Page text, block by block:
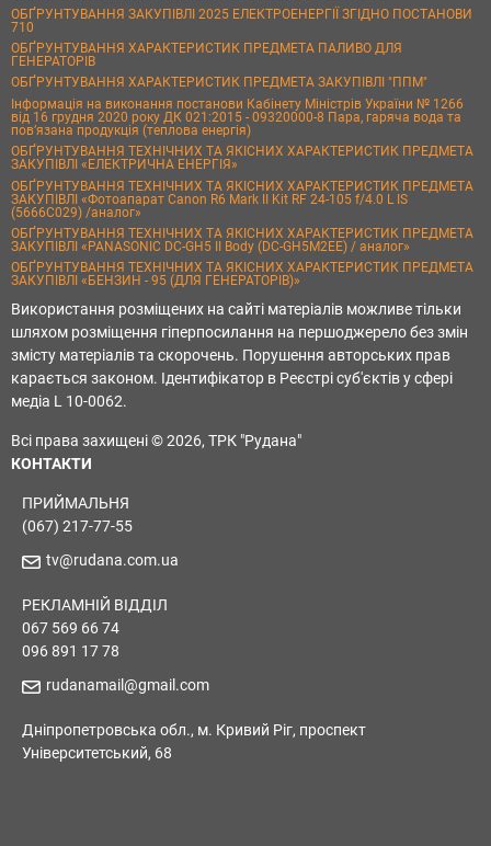
ОБҐРУНТУВАННЯ ЗАКУПІВЛІ 2025 ЕЛЕКТРОЕНЕРГІЇ ЗГІДНО ПОСТАНОВИ
710
ОБҐРУНТУВАННЯ ХАРАКТЕРИСТИК ПРЕДМЕТА ПАЛИВО ДЛЯ
ГЕНЕРАТОРІВ
ОБҐРУНТУВАННЯ ХАРАКТЕРИСТИК ПРЕДМЕТА ЗАКУПІВЛІ "ППМ"
Інформація на виконання постанови Кабінету Міністрів України № 1266
від 16 грудня 2020 року ДК 021:2015 - 09320000-8 Пара, гаряча вода та
пов’язана продукція (теплова енергія)
ОБҐРУНТУВАННЯ ТЕХНІЧНИХ ТА ЯКІСНИХ ХАРАКТЕРИСТИК ПРЕДМЕТА
ЗАКУПІВЛІ «ЕЛЕКТРИЧНА ЕНЕРГІЯ»
ОБҐРУНТУВАННЯ ТЕХНІЧНИХ ТА ЯКІСНИХ ХАРАКТЕРИСТИК ПРЕДМЕТА
ЗАКУПІВЛІ «Фотоапарат Canon R6 Mark II Kit RF 24-105 f/4.0 L IS
(5666C029) /аналог»
ОБҐРУНТУВАННЯ ТЕХНІЧНИХ ТА ЯКІСНИХ ХАРАКТЕРИСТИК ПРЕДМЕТА
ЗАКУПІВЛІ «PANASONIC DC-GH5 II Body (DC-GH5M2EE) / аналог»
ОБҐРУНТУВАННЯ ТЕХНІЧНИХ ТА ЯКІСНИХ ХАРАКТЕРИСТИК ПРЕДМЕТА
ЗАКУПІВЛІ «БЕНЗИН - 95 (ДЛЯ ГЕНЕРАТОРІВ)»
Використання розміщених на сайті матеріалів можливе тільки
шляхом розміщення гіперпосилання на першоджерело без змін
змісту матеріалів та скорочень. Порушення авторських прав
карається законом. Ідентифікатор в Реєстрі суб'єктів у сфері
медіа L 10-0062.
Всі права захищені © 2026, ТРК "Рудана"
КОНТАКТИ
ПРИЙМАЛЬНЯ
(067) 217-77-55
tv@rudana.com.ua
РЕКЛАМНІЙ ВІДДІЛ
067 569 66 74
096 891 17 78
rudanamail@gmail.com
Дніпропетровська обл., м. Кривий Ріг, проспект
Університетський, 68